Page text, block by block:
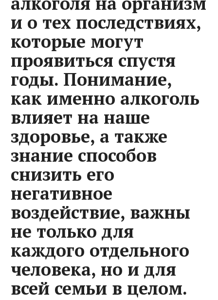
и о тех последствиях,
которые могут
проявиться спустя
годы. Понимание,
как именно алкоголь
влияет на наше
здоровье, а также
знание способов
снизить его
негативное
воздействие, важны
не только для
каждого отдельного
человека, но и для
всей семьи в целом.